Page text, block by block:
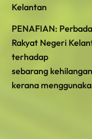
Kelantan
PENAFIAN:
Rakyat Negeri
terhadap
sebarang
kerana